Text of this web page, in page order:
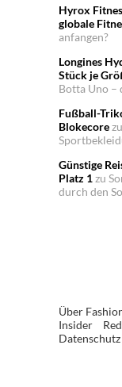
Hyrox
globale
anfangen?
Longines
Stück je
Botta Uno –
Fußball-
Blokecorezu
Günstige
Platz 1zu
durch den
Über
Insider
Datenschutz